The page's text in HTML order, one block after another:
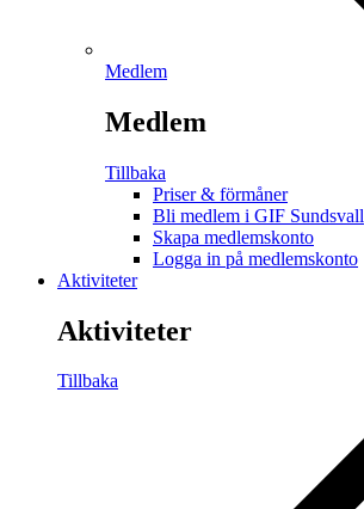
Medlem
Medlem
Tillbaka
Priser & förmåner
Bli medlem i GIF Sundsvall
Skapa medlemskonto
Logga in på medlemskonto
Aktiviteter
Aktiviteter
Tillbaka